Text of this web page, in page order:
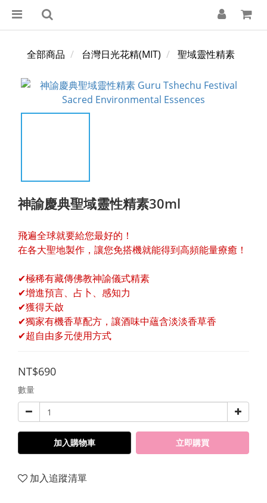
全部商品 台灣日光花精(MIT) 聖域靈性精素
神諭慶典聖域靈性精素30ml
飛遍全球就要給您最好的！
在各大聖地製作，讓您免搭機就能得到高頻能量療癒！
✔極稀有藏傳佛教神諭儀式精素
✔增進預言、占卜、感知力
✔獲得天啟
✔獨家有機香草配方，讓酒味中蘊含淡淡香草香
✔超自由多元使用方式
NT$690
數量
加入購物車 立即購買
加入追蹤清單